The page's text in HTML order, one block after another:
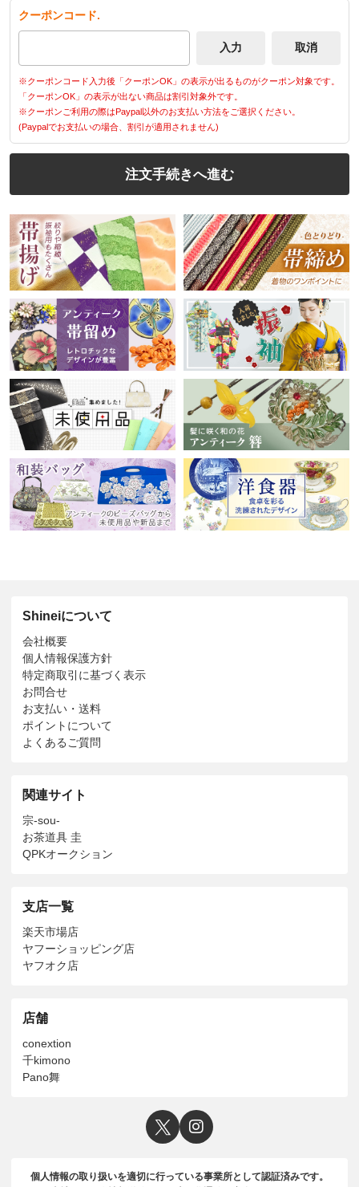
クーポンコード.
※クーポンコード入力後「クーポンOK」の表示が出るものがクーポン対象です。
「クーポンOK」の表示が出ない商品は割引対象外です。
※クーポンご利用の際はPaypal以外のお支払い方法をご選択ください。
(Paypalでお支払いの場合、割引が適用されません)
注文手続きへ進む
Shineiについて
会社概要
個人情報保護方針
特定商取引に基づく表示
お問合せ
お支払い・送料
ポイントについて
よくあるご質問
関連サイト
宗-sou-
お茶道具 圭
QPKオークション
支店一覧
楽天市場店
ヤフーショッピング店
ヤフオク店
店舗
conextion
千kimono
Pano舞
個人情報の取り扱いを適切に行っている事業所として認証済みです。